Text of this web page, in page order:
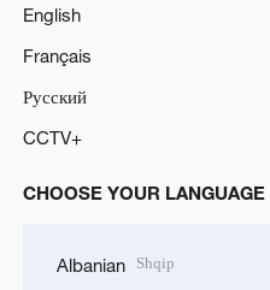
English
Français
Русский
CCTV+
CHOOSE YOUR LANGUAGE
Albanian Shqip